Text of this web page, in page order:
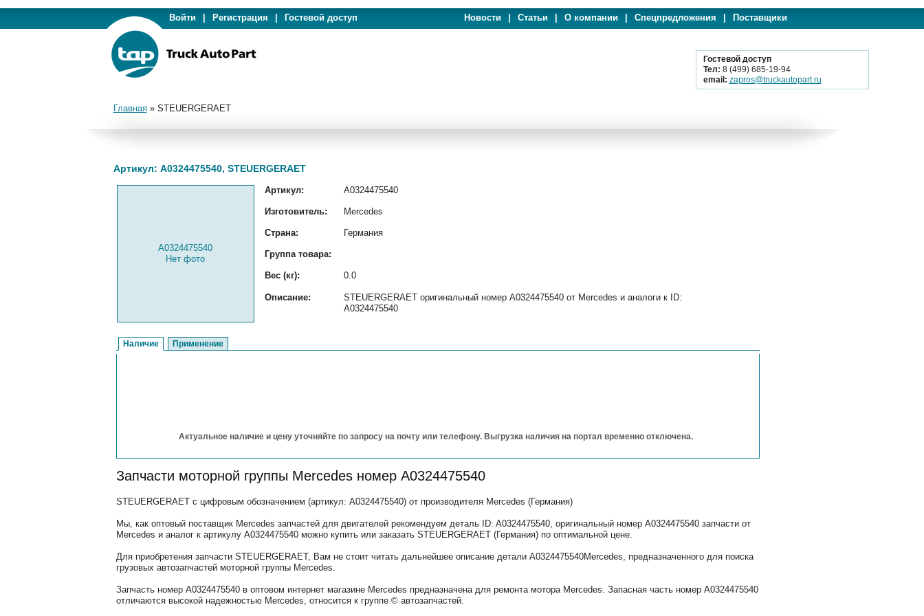
Войти Регистрация Гостевой доступ Новости Статьи О компании Спецпредложения Поставщики
Гостевой доступ
Тел: 8 (499) 685-19-94
email: zapros@truckautopart.ru
Главная» STEUERGERAET
Артикул: A0324475540, STEUERGERAET
A0324475540
Нет фото
Артикул: A0324475540
Изготовитель: Mercedes
Страна: Германия
Группа товара:
Вес (кг): 0.0
Описание:
STEUERGERAET оригинальный номер A0324475540 от Mercedes и аналоги к ID:
A0324475540
Наличие Применение
Актуальное наличие и цену уточняйте по запросу на почту или телефону. Выгрузка наличия на портал временно отключена.
Запчасти моторной группы Mercedes номер A0324475540
STEUERGERAET с цифровым обозначением (артикул: A0324475540) от производителя Mercedes (Германия)
Мы, как оптовый поставщик Mercedes запчастей для двигателей рекомендуем деталь ID: A0324475540, оригинальный номер A0324475540 запчасти от
Mercedes и аналог к артикулу A0324475540 можно купить или заказать STEUERGERAET (Германия) по оптимальной цене.
Для приобретения запчасти STEUERGERAET, Вам не стоит читать дальнейшее описание детали A0324475540Mercedes, предназначенного для поиска
грузовых автозапчастей моторной группы Mercedes.
Запчасть номер A0324475540 в оптовом интернет магазине Mercedes предназначена для ремонта мотора Mercedes. Запасная часть номер A0324475540
отличаются высокой надежностью Mercedes, относится к группе © автозапчастей.